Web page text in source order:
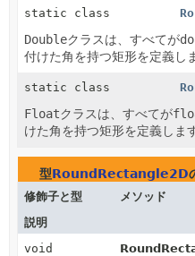
static class
Doubleクラスは、すべてが
付けた角を持つ矩形を定義し
static class
Floatクラスは、すべてが
けた角を持つ矩形を定義しま
型RoundRectangle2D
修飾子と型
メソッド
説明
void